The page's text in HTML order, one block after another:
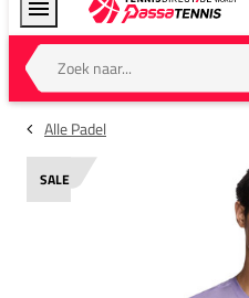
Zoek naar...
Alle Padel
SALE